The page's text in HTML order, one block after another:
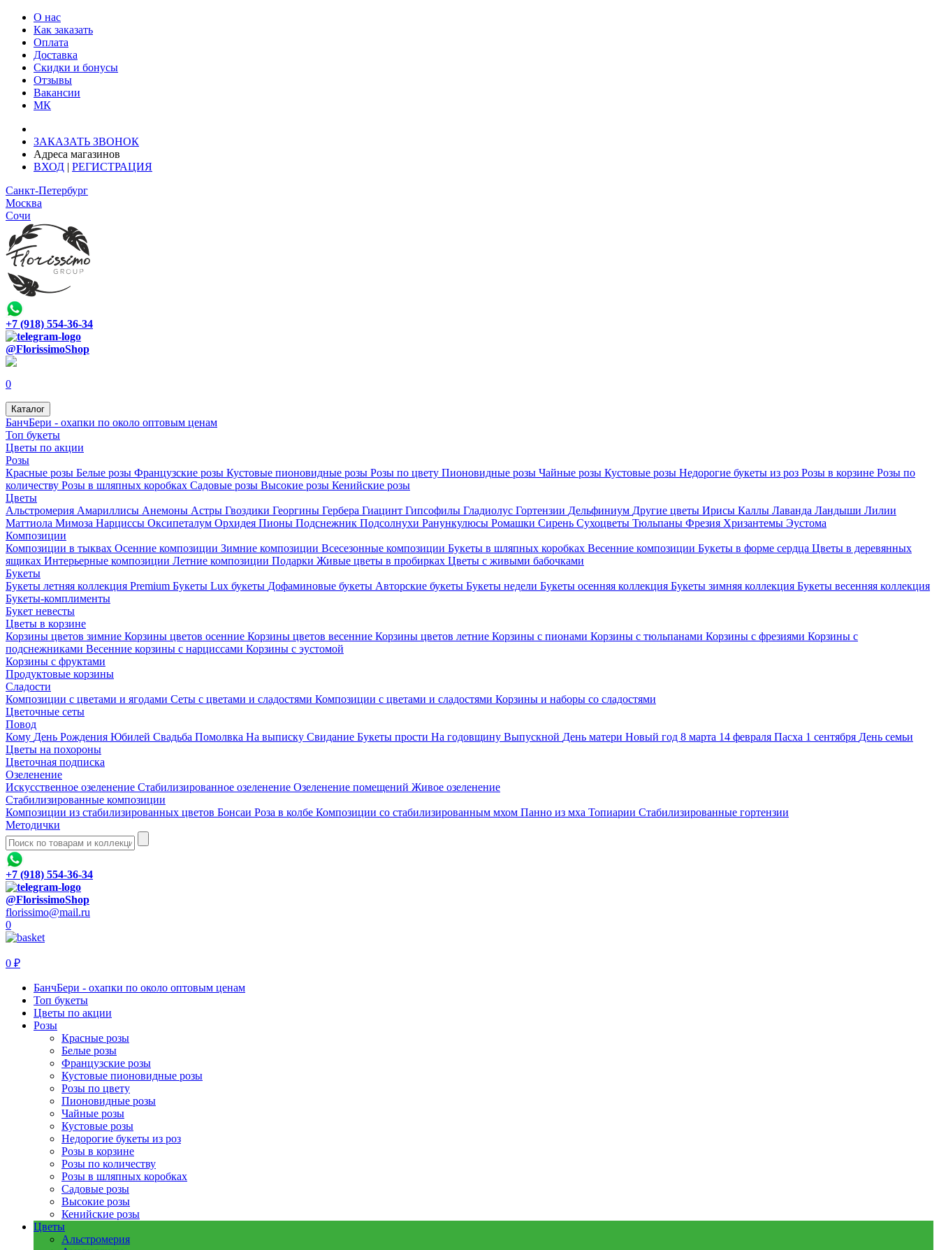
О нас
Как заказать
Оплата
Доставка
Скидки и бонусы
Отзывы
Вакансии
МК
ЗАКАЗАТЬ ЗВОНОК
Адреса магазинов
ВХОД | РЕГИСТРАЦИЯ
Санкт-Петербург
Москва
Сочи
+7 (918) 554-36-34
@FlorissimoShop
0
Каталог
БанчБери - охапки по около оптовым ценам
Топ букеты
Цветы по акции
Розы
Красные розы Белые розы Французские розы Кустовые пионовидные розы Розы по цвету Пионовидные розы Чайные розы Кустовые розы Недорогие букеты из роз Розы в корзине Розы по
количеству Розы в шляпных коробках Садовые розы Высокие розы Кенийские розы
Цветы
Альстромерия Амариллисы Анемоны Астры Гвоздики Георгины Гербера Гиацинт Гипсофилы Гладиолус Гортензии Дельфиниум Другие цветы Ирисы Каллы Лаванда Ландыши Лилии
Маттиола Мимоза Нарциссы Оксипеталум Орхидея Пионы Подснежник Подсолнухи Ранункулюсы Ромашки Сирень Сухоцветы Тюльпаны Фрезия Хризантемы Эустома
Композиции
Композиции в тыквах Осенние композиции Зимние композиции Всесезонные композиции Букеты в шляпных коробках Весенние композиции Букеты в форме сердца Цветы в деревянных
ящиках Интерьерные композиции Летние композиции Подарки Живые цветы в пробирках Цветы с живыми бабочками
Букеты
Букеты летняя коллекция Premium Букеты Lux букеты Дофаминовые букеты Авторские букеты Букеты недели Букеты осенняя коллекция Букеты зимняя коллекция Букеты весенняя коллекция
Букеты-комплименты
Букет невесты
Цветы в корзине
Корзины цветов зимние Корзины цветов осенние Корзины цветов весенние Корзины цветов летние Корзины с пионами Корзины с тюльпанами Корзины с фрезиями Корзины с
подснежниками Весенние корзины с нарциссами Корзины с эустомой
Корзины с фруктами
Продуктовые корзины
Сладости
Композиции с цветами и ягодами Сеты с цветами и сладостями Композиции с цветами и сладостями Корзины и наборы со сладостями
Цветочные сеты
Повод
Кому День Рождения Юбилей Свадьба Помолвка На выписку Свидание Букеты прости На годовщину Выпускной День матери Новый год 8 марта 14 февраля Пасха 1 сентября День семьи
Цветы на похороны
Цветочная подписка
Озеленение
Искусственное озеленение Стабилизированное озеленение Озеленение помещений Живое озеленение
Стабилизированные композиции
Композиции из стабилизированных цветов Бонсаи Роза в колбе Композиции со стабилизированным мхом Панно из мха Топиарии Стабилизированные гортензии
Методички
+7 (918) 554-36-34
@FlorissimoShop
florissimo@mail.ru
0
0 ₽
БанчБери - охапки по около оптовым ценам
Топ букеты
Цветы по акции
Розы
Красные розы
Белые розы
Французские розы
Кустовые пионовидные розы
Розы по цвету
Пионовидные розы
Чайные розы
Кустовые розы
Недорогие букеты из роз
Розы в корзине
Розы по количеству
Розы в шляпных коробках
Садовые розы
Высокие розы
Кенийские розы
Цветы
Альстромерия